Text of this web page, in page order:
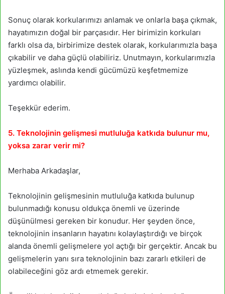
Sonuç olarak korkularımızı anlamak ve onlarla başa çıkmak,
hayatımızın doğal bir parçasıdır. Her birimizin korkuları
farklı olsa da, birbirimize destek olarak, korkularımızla başa
çıkabilir ve daha güçlü olabiliriz. Unutmayın, korkularımızla
yüzleşmek, aslında kendi gücümüzü keşfetmemize
yardımcı olabilir.
Teşekkür ederim.
5. Teknolojinin gelişmesi mutluluğa katkıda bulunur mu,
yoksa zarar verir mi?
Merhaba Arkadaşlar,
Teknolojinin gelişmesinin mutluluğa katkıda bulunup
bulunmadığı konusu oldukça önemli ve üzerinde
düşünülmesi gereken bir konudur. Her şeyden önce,
teknolojinin insanların hayatını kolaylaştırdığı ve birçok
alanda önemli gelişmelere yol açtığı bir gerçektir. Ancak bu
gelişmelerin yanı sıra teknolojinin bazı zararlı etkileri de
olabileceğini göz ardı etmemek gerekir.